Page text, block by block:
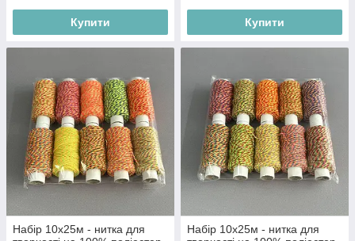
Купити Купити
Набір 10х25м - нитка для
Набір 10х25м - нитка для